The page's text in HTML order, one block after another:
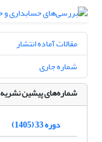
مقالات آماده انتشار
شماره جاری
شماره‌های پیشین نشریه
دوره 33 (1405)